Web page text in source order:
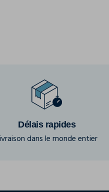
Délais rapides
dans le monde entier